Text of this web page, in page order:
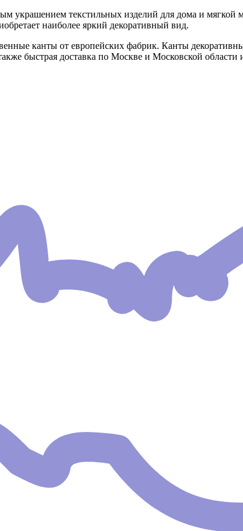
украшением текстильных изделий для дома и
наиболее яркий декоративный вид.
канты от европейских фабрик. Канты
быстрая доставка по Москве и Московской